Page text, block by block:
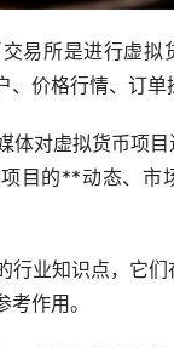
易所是进行虚拟
价格行情、订单
体对虚拟货币项目
目的**动态、市
行业知识点，它
作用。